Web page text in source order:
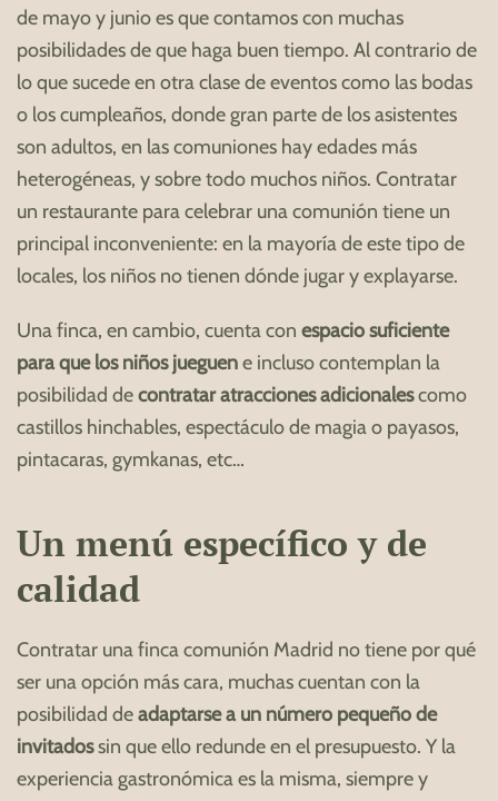
de mayo y junio es que contamos con muchas
posibilidades de que haga buen tiempo. Al contrario de
lo que sucede en otra clase de eventos como las bodas
o los cumpleaños, donde gran parte de los asistentes
son adultos, en las comuniones hay edades más
heterogéneas, y sobre todo muchos niños. Contratar
un restaurante para celebrar una comunión tiene un
principal inconveniente: en la mayoría de este tipo de
locales, los niños no tienen dónde jugar y explayarse.
Una finca, en cambio, cuenta con espacio suficiente
para que los niños jueguene incluso contemplan la
posibilidad decontratar atracciones adicionalescomo
castillos hinchables, espectáculo de magia o payasos,
pintacaras, gymkanas, etc…
Un menú específico y de
calidad
Contratar una finca comunión Madrid no tiene por qué
ser una opción más cara, muchas cuentan con la
posibilidad deadaptarse a un número pequeño de
invitadossin que ello redunde en el presupuesto. Y la
experiencia gastronómica es la misma, siempre y